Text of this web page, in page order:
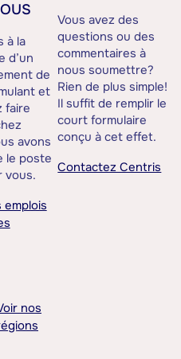
à la
d’un
de
et
faire
avons
le poste
vous.
emplois
Vous avez des
questions ou des
commentaires à
nous soumettre?
Rien de plus simple!
Il suffit de remplir le
court formulaire
conçu à cet effet.
Contactez Centris
nos